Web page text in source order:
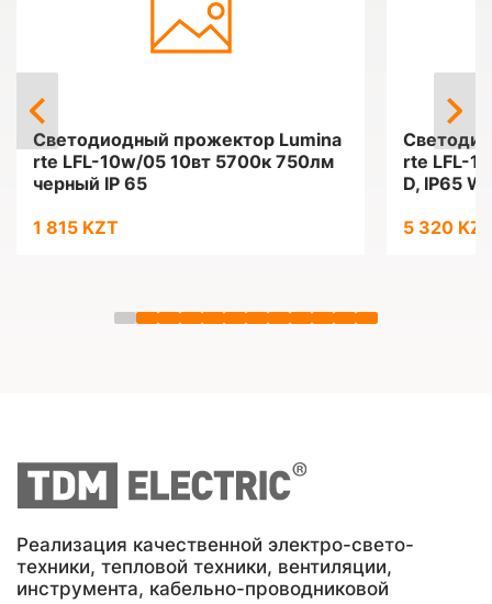
Светодиодный прожектор Lumina
rte LFL-10w/05 10вт 5700к 750лм
черный IP 65
1 815 KZT
rte LFL-
D, IP65
5 320
Реализация качественной электро-свето-
техники, тепловой техники, вентиляции,
инструмента, кабельно-проводниковой